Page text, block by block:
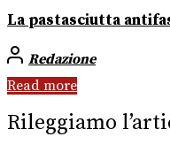
La pastasciutta
Redazione
Read more
Rileggiamo